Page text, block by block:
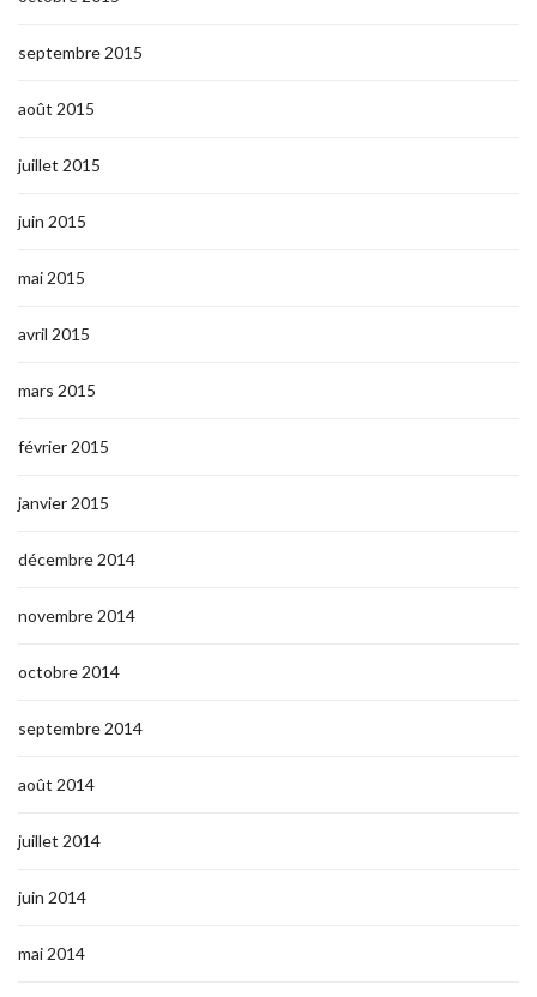
septembre 2015
août 2015
juillet 2015
juin 2015
mai 2015
avril 2015
mars 2015
février 2015
janvier 2015
décembre 2014
novembre 2014
octobre 2014
septembre 2014
août 2014
juillet 2014
juin 2014
mai 2014